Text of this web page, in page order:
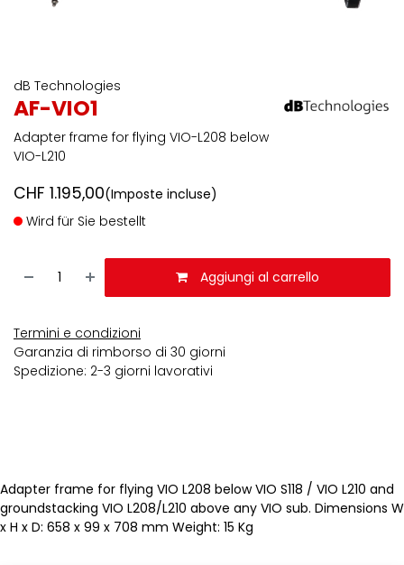
dB Technologies
AF-VIO1
Adapter frame for flying VIO-L208 below
VIO-L210
CHF 1.195,00(Imposte incluse)
Wird für Sie bestellt
Aggiungi al carrello
Termini e condizioni
Garanzia di rimborso di 30 giorni
Spedizione: 2-3 giorni lavorativi
Adapter frame for flying VIO L208 below VIO S118 / VIO L210 and
groundstacking VIO L208/L210 above any VIO sub. Dimensions W
x H x D: 658 x 99 x 708 mm Weight: 15 Kg